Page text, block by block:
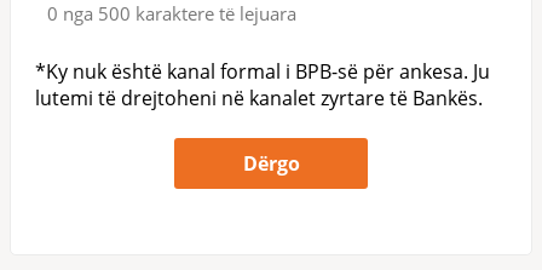
0 nga 500 karaktere të lejuara
*Ky nuk është kanal formal i BPB-së për ankesa. Ju
lutemi të drejtoheni në kanalet zyrtare të Bankës.